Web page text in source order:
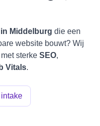
Middelburg die een
website bouwt? Wij
met sterke SEO,
Vitals.